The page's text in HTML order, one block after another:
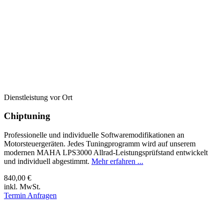
Dienstleistung vor Ort
Chiptuning
Professionelle und individuelle Softwaremodifikationen an
Motorsteuergeräten. Jedes Tuningprogramm wird auf unserem
modernen MAHA LPS3000 Allrad-Leistungsprüfstand entwickelt
und individuell abgestimmt. Mehr erfahren ...
840,00 €
inkl. MwSt.
Termin Anfragen